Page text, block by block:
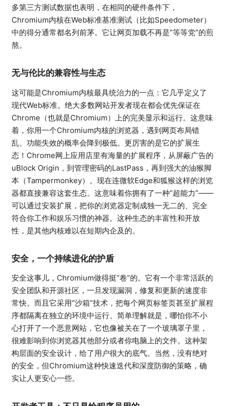
多第三方测试数据也表明，在相同的硬件条件下，
Chromium内核在Web标准基准测试（比如Speedometer）
中的得分通常都名列前茅。它让网页加载不再是“等等党”的煎
熬。
无与伦比的兼容性与生态
这可能是Chromium内核最具统治力的一点：它几乎定义了
现代Web标准。绝大多数网站开发者现在都会优先保证在
Chrome（也就是Chromium）上的完美显示和运行。这意味
着，你用一个Chromium内核的浏览器，遇到网页布局错
乱、功能失效的概率会降到极低。更厉害的是它的扩展生
态！Chrome网上应用店里有海量的扩展程序，从屏蔽广告的
uBlock Origin，到管理密码的LastPass，再到强大的油猴脚
本（Tampermonkey）。现在连微软Edge和狐猴这样的浏览
器都直接兼容这套生态。这意味着你拥有了一种“超能力”——
可以通过安装扩展，把你的浏览器定制成独一无二的、完全
符合你工作和娱乐习惯的神器。这种生态的丰富性和开放
性，是其他内核难以在短期内企及的。
安全，一个持续进化的护盾
安全这事儿，Chromium做得挺“卷”的。它有一个非常活跃的
安全团队和开源社区，一旦发现漏洞，修复和更新的速度非
常快。而且它采用“沙箱”技术，把每个网页标签页甚至扩展程
序都隔离在独立的环境中运行。简单理解就是，哪怕你不小
心打开了一个恶意网站，它也像被关在了一个玻璃罩子里，
很难影响到你浏览器其他部分或者你电脑上的文件。这种架
构层面的安全设计，给了用户很大的底气。当然，没有绝对
的安全，但Chromium这种快速迭代和深度防御的策略，确
实让人更安心一些。